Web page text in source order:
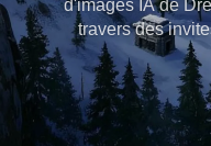
d'images IA de
travers des
Dreamina lui